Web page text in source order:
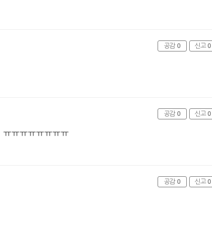
공감 0 신고 0
ㅠㅠㅠㅠㅠㅠㅠ
공감 0 신고 0
공감 0 신고 0